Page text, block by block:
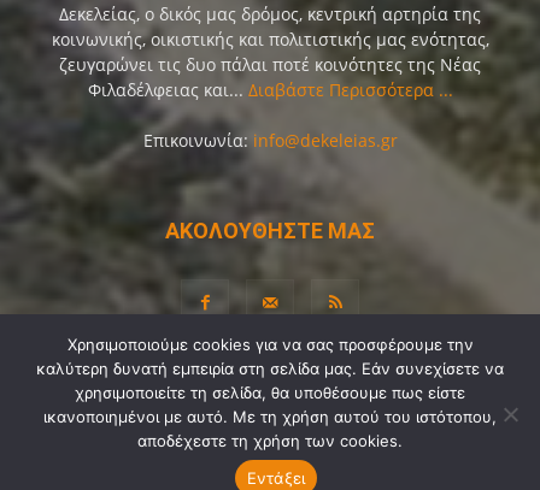
Δεκελείας, ο δικός μας δρόμος, κεντρική αρτηρία της
κοινωνικής, οικιστικής και πολιτιστικής μας ενότητας,
ζευγαρώνει τις δυο πάλαι ποτέ κοινότητες της Νέας
Φιλαδέλφειας και... Διαβάστε Περισσότερα ...
Επικοινωνία: info@dekeleias.gr
ΑΚΟΛΟΥΘΗΣΤΕ ΜΑΣ
Διαύγεια Λίγα Λόγια για Εμάς
Επικοινωνία
Όροι Χρήσης
Προσωπικά Δεδομένα
Sitemap
Ψηφοφορίες
© Copyright 2021-2026 by Dekeleias.gr
Χρησιμοποιούμε cookies για να σας προσφέρουμε την
καλύτερη δυνατή εμπειρία στη σελίδα μας. Εάν συνεχίσετε να
χρησιμοποιείτε τη σελίδα, θα υποθέσουμε πως είστε
ικανοποιημένοι με αυτό. Με τη χρήση αυτού του ιστότοπου,
αποδέχεστε τη χρήση των cookies.
Εντάξει